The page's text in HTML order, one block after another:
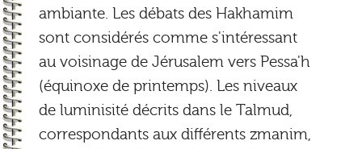
ambiante. Les débats des Hakhamim
sont considérés comme s'intéressant
au voisinage de Jérusalem vers Pessa'h
(équinoxe de printemps). Les niveaux
de luminisité décrits dans le Talmud,
correspondants aux différents zmanim,